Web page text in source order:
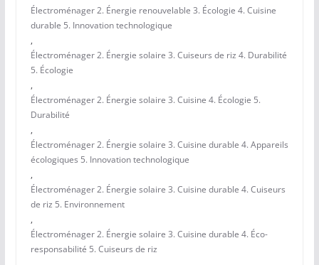
Électroménager 2. Énergie renouvelable 3. Écologie 4. Cuisine
durable 5. Innovation technologique
,
Électroménager 2. Énergie solaire 3. Cuiseurs de riz 4. Durabilité
5. Écologie
,
Électroménager 2. Énergie solaire 3. Cuisine 4. Écologie 5.
Durabilité
,
Électroménager 2. Énergie solaire 3. Cuisine durable 4. Appareils
écologiques 5. Innovation technologique
,
Électroménager 2. Énergie solaire 3. Cuisine durable 4. Cuiseurs
de riz 5. Environnement
,
Électroménager 2. Énergie solaire 3. Cuisine durable 4. Éco-
responsabilité 5. Cuiseurs de riz